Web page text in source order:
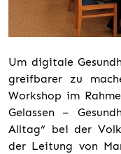
Um digitale
greifbarer zu
Workshop im
Gelassen –
Alltag“ bei der
der Leitung von